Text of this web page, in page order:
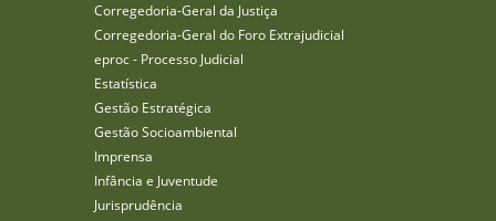
Corregedoria-Geral da Justiça
Corregedoria-Geral do Foro Extrajudicial
eproc - Processo Judicial
Estatística
Gestão Estratégica
Gestão Socioambiental
Imprensa
Infância e Juventude
Jurisprudência